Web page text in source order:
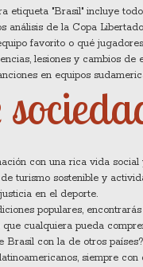
etiqueta "Brasil" incluye
de la Copa
favorito o qué
lesiones y cambios
en equipos
con una rica vida
turismo sostenible y
en el deporte.
populares,
cualquiera pueda
Brasil con la de otros
siempre